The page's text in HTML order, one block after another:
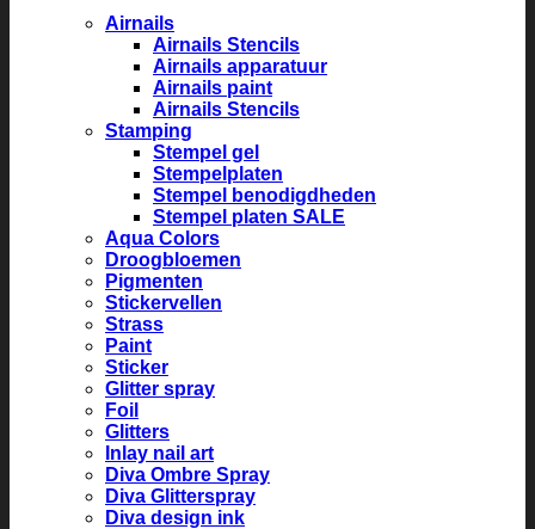
Airnails
Airnails Stencils
Airnails apparatuur
Airnails paint
Airnails Stencils
Stamping
Stempel gel
Stempelplaten
Stempel benodigdheden
Stempel platen SALE
Aqua Colors
Droogbloemen
Pigmenten
Stickervellen
Strass
Paint
Sticker
Glitter spray
Foil
Glitters
Inlay nail art
Diva Ombre Spray
Diva Glitterspray
Diva design ink